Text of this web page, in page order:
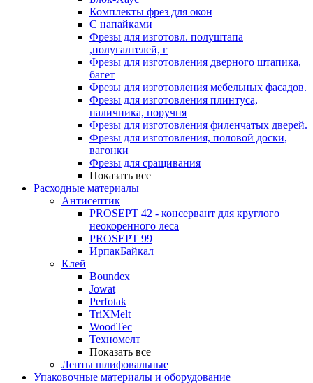
Комплекты фрез для окон
С напайками
Фрезы для изготовл. полуштапа
,полугалтелей, г
Фрезы для изготовления дверного штапика,
багет
Фрезы для изготовления мебельных фасадов.
Фрезы для изготовления плинтуса,
наличника, поручня
Фрезы для изготовления филенчатых дверей.
Фрезы для изготовления, половой доски,
вагонки
Фрезы для сращивания
Показать все
Расходные материалы
Антисептик
PROSEPT 42 - консервант для круглого
неокоренного леса
PROSEPT 99
ИрпакБайкал
Клей
Boundex
Jowat
Perfotak
TriXMelt
WoodTec
Техномелт
Показать все
Ленты шлифовальные
Упаковочные материалы и оборудование